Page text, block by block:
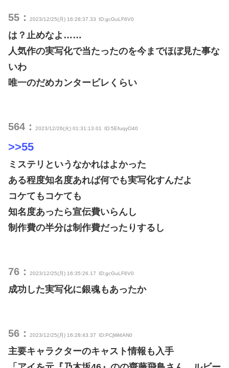
55： 2023/12/25(月) 16:28:37.33 ID:gcGuLF6V0
は？止めなよ……
人気作の実写化で当たったのを今までほぼ見た事な
いわ
唯一のだめカンタービレくらい
564： 2023/12/26(火) 01:31:13.01 ID:5EfuqyO40
>>55
ミステリというなかれはよかった
ある程度知名度あれば何でも実写化すんだよ
コケてもコケても
知名度あったら宣伝費いらんし
制作費の半分は制作費だったりするし
76： 2023/12/25(月) 16:35:26.17 ID:gcGuLF6V0
成功した実写化に銀魂もあったか
56： 2023/12/25(月) 16:28:43.37 ID:PCjWl4AN0
主要キャラクターのキャスト情報も入手